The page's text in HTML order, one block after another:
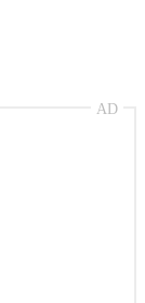
AD